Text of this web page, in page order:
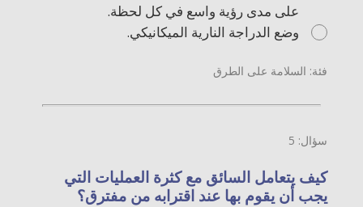
على مدى رؤية واسع في كل لحظة.
وضع الدراجة النارية الميكانيكي.
فئة: السلامة على الطرق
سؤال: 5
كيف يتعامل السائق مع كثرة العمليات التي
يجب أن يقوم بها عند اقترابه من مفترق؟